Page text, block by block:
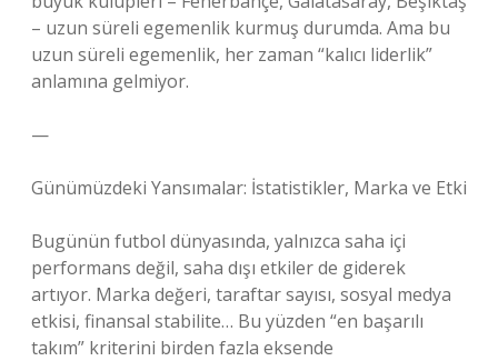
– uzun süreli egemenlik kurmuş durumda. Ama bu
uzun süreli egemenlik, her zaman “kalıcı liderlik”
anlamına gelmiyor.
—
Günümüzdeki Yansımalar: İstatistikler, Marka ve Etki
Bugünün futbol dünyasında, yalnızca saha içi
performans değil, saha dışı etkiler de giderek
artıyor. Marka değeri, taraftar sayısı, sosyal medya
etkisi, finansal stabilite… Bu yüzden “en başarılı
takım” kriterini birden fazla eksende